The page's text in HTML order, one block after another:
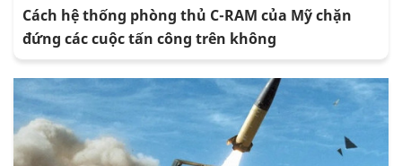
Cách hệ thống phòng thủ C-RAM của Mỹ chặn
đứng các cuộc tấn công trên không